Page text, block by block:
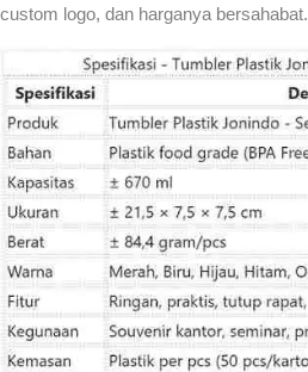
custom logo, dan harganya bersahabat.